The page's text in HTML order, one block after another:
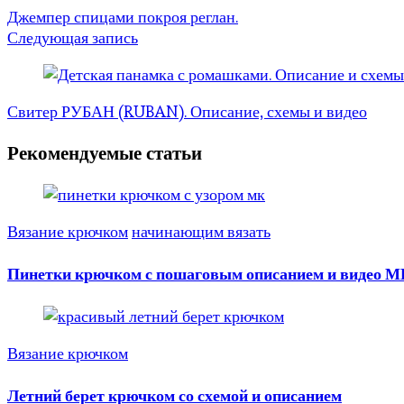
Джемпер спицами покроя реглан.
Следующая запись
Свитер РУБАН (RUBAN). Описание, схемы и видео
Рекомендуемые статьи
Вязание крючкомначинающим вязать
Пинетки крючком с пошаговым описанием и видео
Вязание крючком
Летний берет крючком со схемой и описанием